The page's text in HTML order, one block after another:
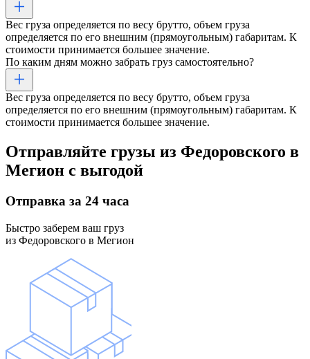
Вес груза определяется по весу брутто, объем груза
определяется по его внешним (прямоугольным) габаритам. К
стоимости принимается большее значение.
По каким дням можно забрать груз самостоятельно?
Вес груза определяется по весу брутто, объем груза
определяется по его внешним (прямоугольным) габаритам. К
стоимости принимается большее значение.
Отправляйте грузы из Федоровского в
Мегион с выгодой
Отправка за 24 часа
Быстро заберем ваш груз
из Федоровского в Мегион